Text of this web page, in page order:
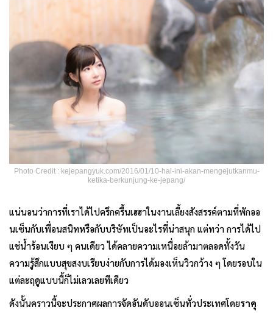
Photo Credit : kejepangyuk.com/2016/01/10-hal-ini-akan-mengejutkanmu-
ketika-berkunjung-ke-jepang/
แน่นอนว่าการที่เราได้ไปครึกครื้นเฮฮาในงานเลี้ยงสังสรรค์ตามที่พักออ
นเซ็นกับเพื่อนสนิทหรือกับบริษัทเป็นอะไรที่น่าสนุก แต่ทว่า การได้ไป
แช่น้ำร้อนเงียบ ๆ คนเดียว ได้คลายความเหนื่อยล้ามาตลอดทั้งวัน
ความรู้สึกแบบสุขสงบเรียบง่ายกับการได้มองเห็นวิวกว้าง ๆ โดยรอบใน
แต่ละฤดูแบบนี้ก็ไม่เลวเลยทีเดียว
ดังนั้นคราวนี้จะประกาศผลการจัดอันดับออนเซ็นทั่วประเทศโดยราคุ